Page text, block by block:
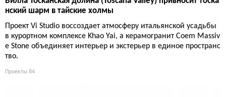
нский шарм в тайские холмы
Проект Vi Studio воссоздает атмосферу итальянской усадьбы
в курортном комплексе Khao Yai, а керамогранит Coem Massiv
e Stone объединяет интерьер и экстерьер в единое пространс
тво.
Проекты 84